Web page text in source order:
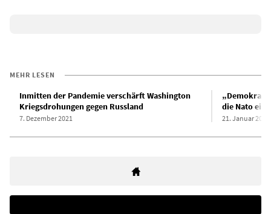
MEHR LESEN
Inmitten der Pandemie verschärft Washington
Kriegsdrohungen gegen Russland
7. Dezember 2021
die Nato
21. Januar 2022